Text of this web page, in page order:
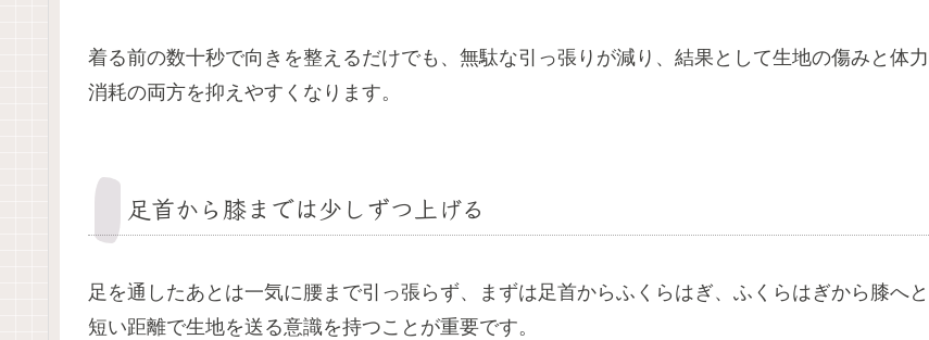
着る前の数十秒で向きを整えるだけでも、無駄な引っ張りが減り、結果として生地の傷みと体力
消耗の両方を抑えやすくなります。
足首から膝までは少しずつ上げる
足を通したあとは一気に腰まで引っ張らず、まずは足首からふくらはぎ、ふくらはぎから膝へと
短い距離で生地を送る意識を持つことが重要です。